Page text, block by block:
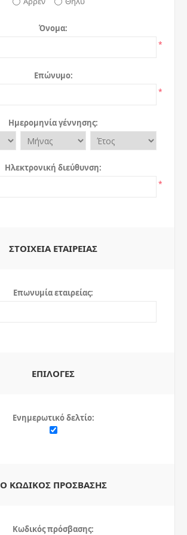
Όνομα:
*
Επώνυμο:
*
Ημερομηνία γέννησης:
Ηλεκτρονική διεύθυνση:
*
ΣΤΟΙΧΕΊΑ ΕΤΑΙΡΕΊΑΣ
Επωνυμία εταιρείας:
ΕΠΙΛΟΓΈΣ
Ενημερωτικό δελτίο:
Ο ΚΩΔΙΚΌΣ ΠΡΌΣΒΑΣΗΣ
Κωδικός πρόσβασης: